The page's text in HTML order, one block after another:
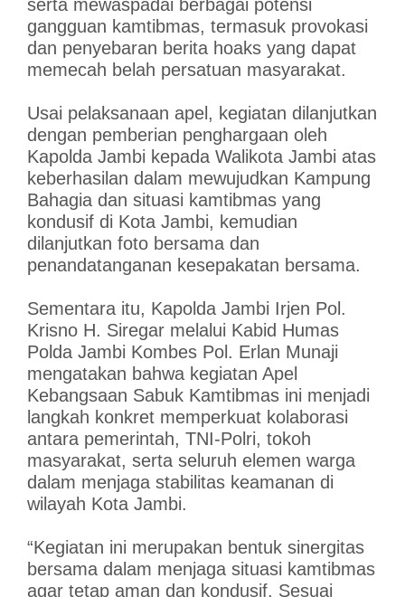
serta mewaspadai berbagai potensi
gangguan kamtibmas, termasuk provokasi
dan penyebaran berita hoaks yang dapat
memecah belah persatuan masyarakat.
Usai pelaksanaan apel, kegiatan dilanjutkan
dengan pemberian penghargaan oleh
Kapolda Jambi kepada Walikota Jambi atas
keberhasilan dalam mewujudkan Kampung
Bahagia dan situasi kamtibmas yang
kondusif di Kota Jambi, kemudian
dilanjutkan foto bersama dan
penandatanganan kesepakatan bersama.
Sementara itu, Kapolda Jambi Irjen Pol.
Krisno H. Siregar melalui Kabid Humas
Polda Jambi Kombes Pol. Erlan Munaji
mengatakan bahwa kegiatan Apel
Kebangsaan Sabuk Kamtibmas ini menjadi
langkah konkret memperkuat kolaborasi
antara pemerintah, TNI-Polri, tokoh
masyarakat, serta seluruh elemen warga
dalam menjaga stabilitas keamanan di
wilayah Kota Jambi.
“Kegiatan ini merupakan bentuk sinergitas
bersama dalam menjaga situasi kamtibmas
agar tetap aman dan kondusif. Sesuai